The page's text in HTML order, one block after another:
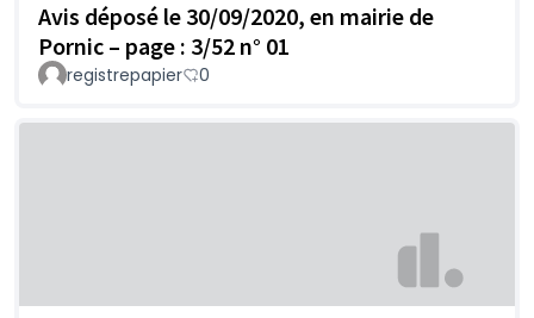
Avis déposé le 30/09/2020, en mairie de
Pornic – page : 3/52 n° 01
registrepapier 0